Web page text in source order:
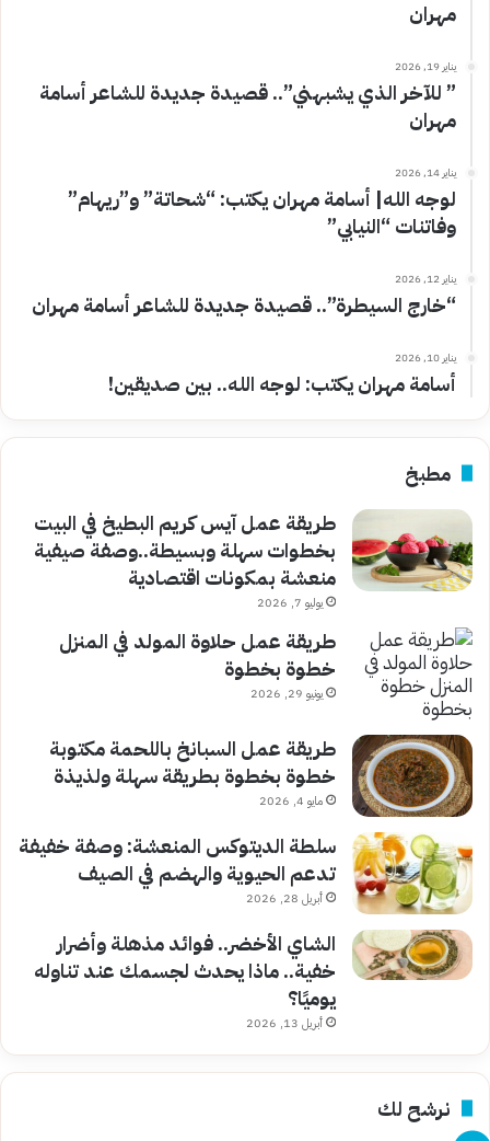
مهران
يناير 19, 2026
” للآخر الذي يشبهني”.. قصيدة جديدة للشاعر أسامة
مهران
يناير 14, 2026
لوجه الله| أسامة مهران يكتب: “شحاتة” و”ريهام”
وفاتنات “النيابي”
يناير 12, 2026
“خارج السيطرة”.. قصيدة جديدة للشاعر أسامة مهران
يناير 10, 2026
أسامة مهران يكتب: لوجه الله.. بين صديقين!
مطبخ
طريقة عمل آيس كريم البطيخ في البيت
بخطوات سهلة وبسيطة..وصفة صيفية
منعشة بمكونات اقتصادية
يوليو 7, 2026
طريقة عمل حلاوة المولد في المنزل
خطوة بخطوة
يونيو 29, 2026
طريقة عمل السبانخ باللحمة مكتوبة
خطوة بخطوة بطريقة سهلة ولذيذة
مايو 4, 2026
سلطة الديتوكس المنعشة: وصفة خفيفة
تدعم الحيوية والهضم في الصيف
أبريل 28, 2026
الشاي الأخضر.. فوائد مذهلة وأضرار
خفية.. ماذا يحدث لجسمك عند تناوله
يوميًا؟
أبريل 13, 2026
نرشح لك